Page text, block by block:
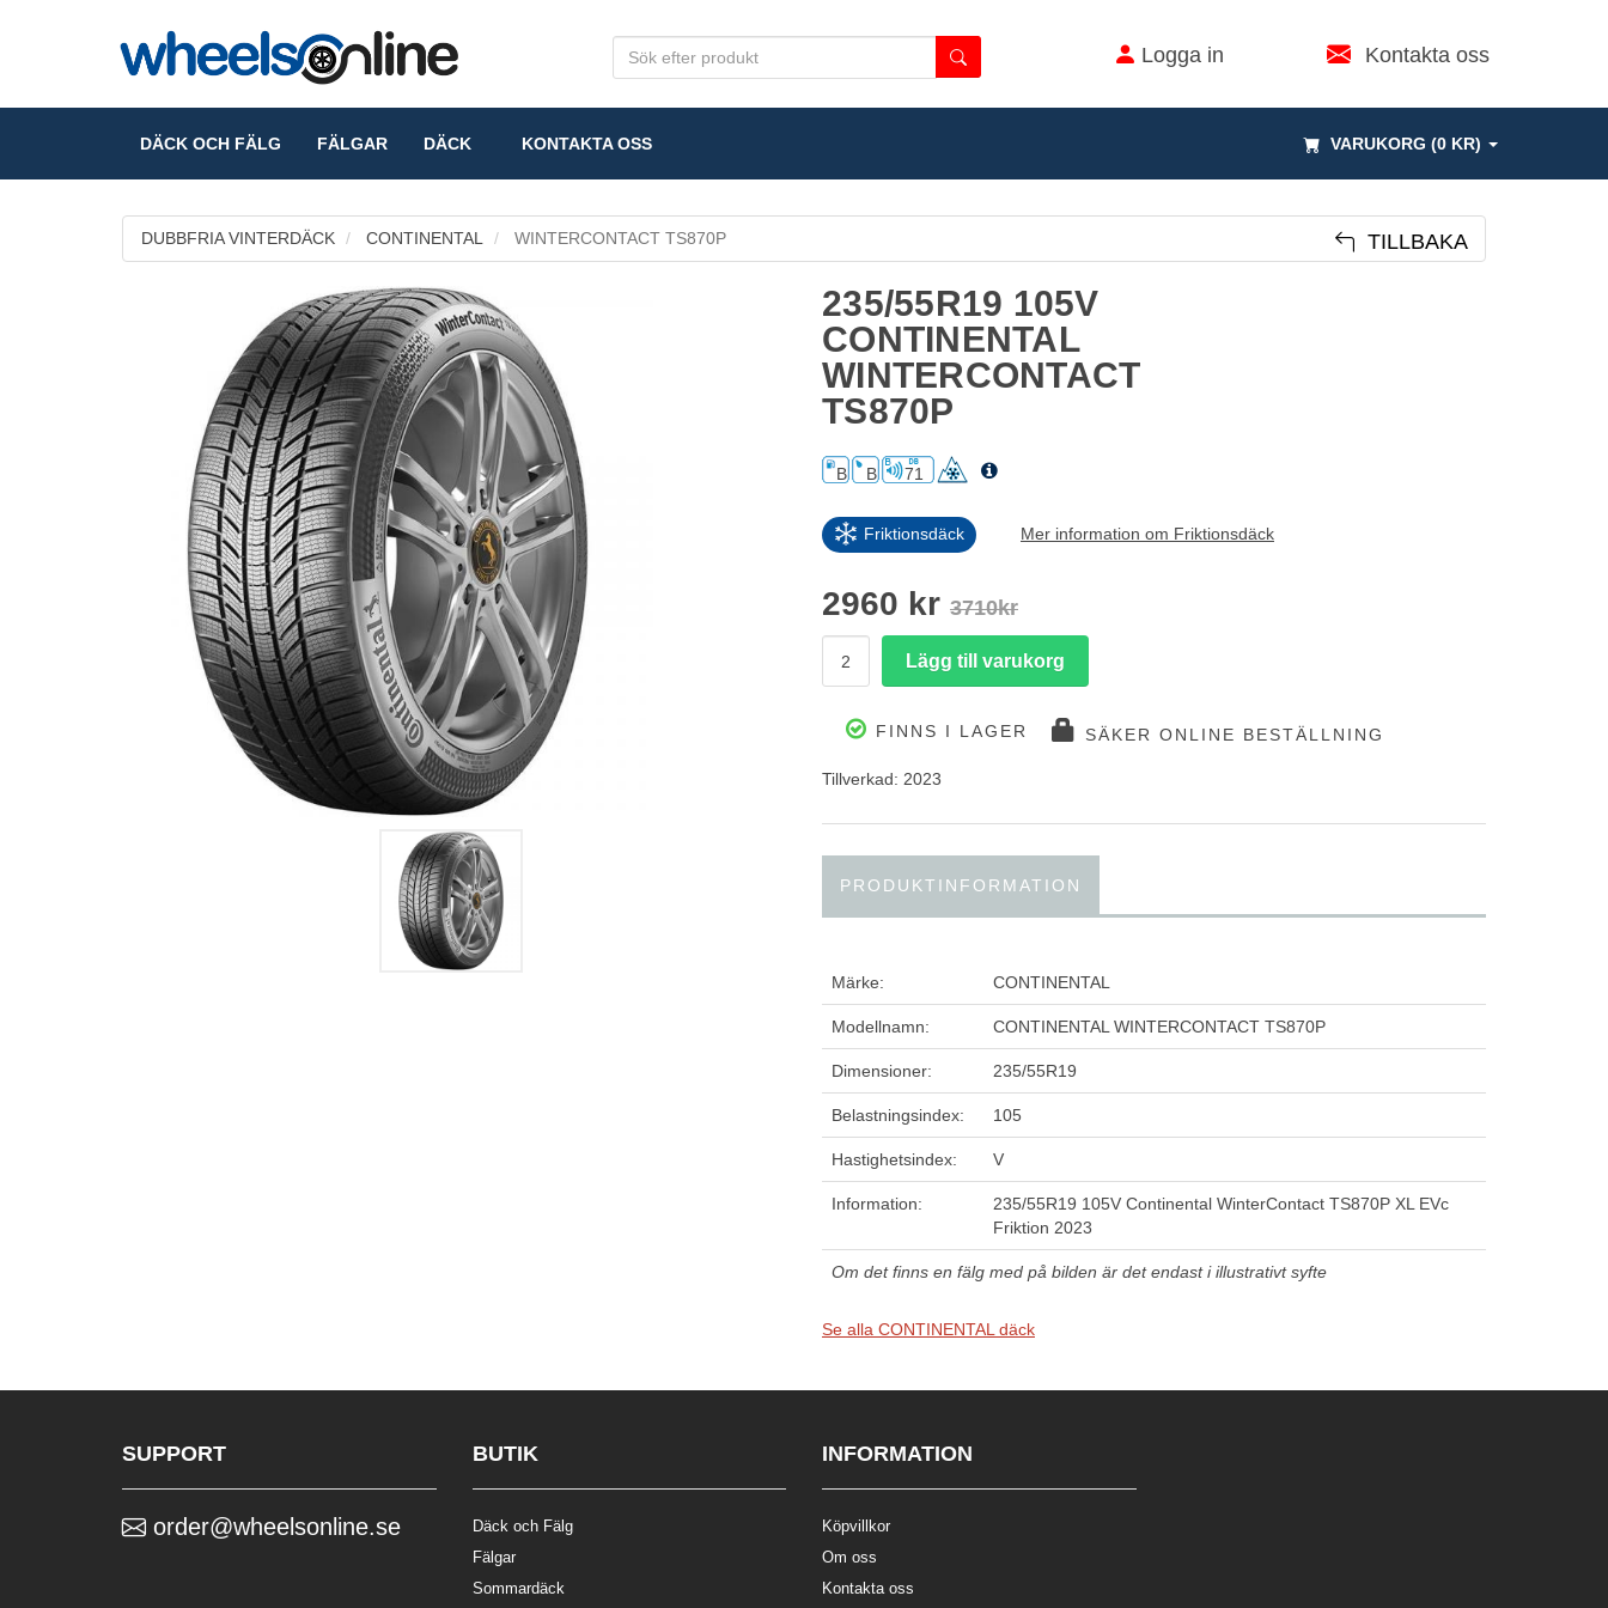
Logga in Kontakta oss
VARUKORG (0 KR)
DÄCK OCH FÄLG FÄLGAR DÄCK KONTAKTA OSS
DUBBFRIA VINTERDÄCK CONTINENTAL WINTERCONTACT TS870P TILLBAKA
235/55R19 105V
CONTINENTAL
WINTERCONTACT
TS870P
B B 71
Friktionsdäck Mer information om Friktionsdäck
2960 kr 3710kr
FINNS I LAGER SÄKER ONLINE BESTÄLLNING
Tillverkad: 2023
PRODUKTINFORMATION
Märke: CONTINENTAL
Modellnamn: CONTINENTAL WINTERCONTACT TS870P
Dimensioner: 235/55R19
Belastningsindex: 105
Hastighetsindex: V
Information:
235/55R19 105V Continental WinterContact TS870P XL EVc
Friktion 2023
Om det finns en fälg med på bilden är det endast i illustrativt syfte
Se alla CONTINENTAL däck
SUPPORT
order@wheelsonline.se
BUTIK
Däck och Fälg
Fälgar
Sommardäck
INFORMATION
Köpvillkor
Om oss
Kontakta oss